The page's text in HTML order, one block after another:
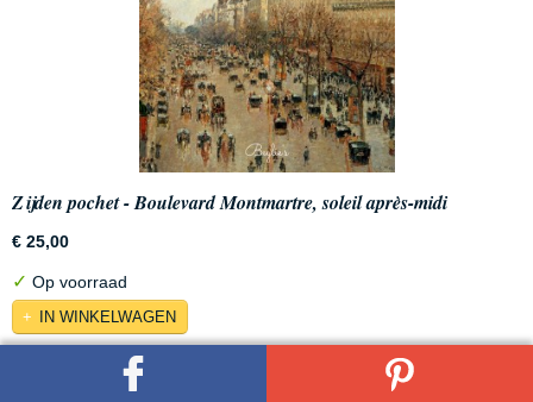
Zijden pochet - Boulevard Montmartre, soleil après-midi
€ 25,00
✓ Op voorraad
IN WINKELWAGEN